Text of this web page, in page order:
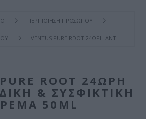
ΠΕΡΙΠΟΙΗΣΗ ΠΡΟΣΩΠΟΥ
VENTUS PURE ROOT 24ΩΡΗ
ROOT 24ΩΡΗ
& ΣΥΣΦΙΚΤΙΚΉ
50ML